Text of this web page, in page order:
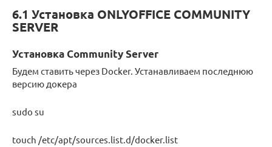
6.1 Установка ONLYOFFICE COMMUNITY
SERVER
Установка Community Server
Будем ставить через Docker. Устанавливаем последнюю
версию докера
sudo su
touch /etc/apt/sources.list.d/docker.list